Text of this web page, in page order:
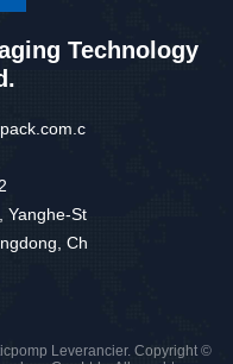
Technology
Yanghe-St
Ch
Leverancier. Copyright ©